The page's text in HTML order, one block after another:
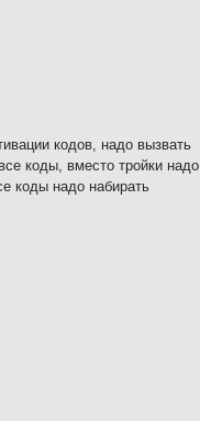
кодов, надо вызвать
коды, вместо тройки надо
коды надо набирать